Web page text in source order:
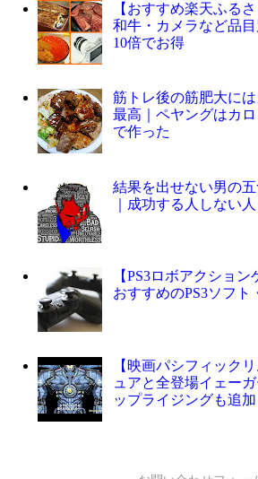
【おすすめ楽天ふる
和牛・カメラなど品
10倍でお得
筋トレ後の筋肥大に
最高｜ペヤングはカ
で作った
結果を出せない男の
｜成功する人しない人
【PS3ロボアクショ
おすすめのPS3ソフト
【映画パシフィック
ュアと全登場イェー
ップライジングも追加